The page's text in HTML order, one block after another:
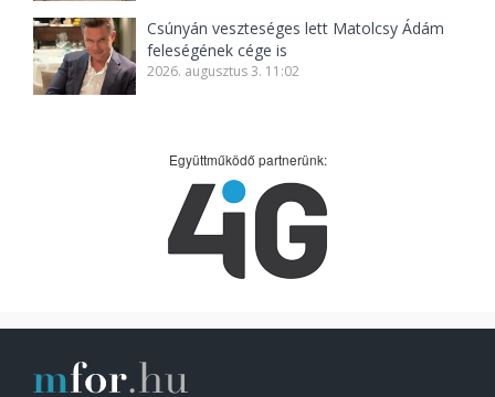
Csúnyán veszteséges lett Matolcsy Ádám
feleségének cége is
2026. augusztus 3. 11:02
Együttműködő partnerünk: